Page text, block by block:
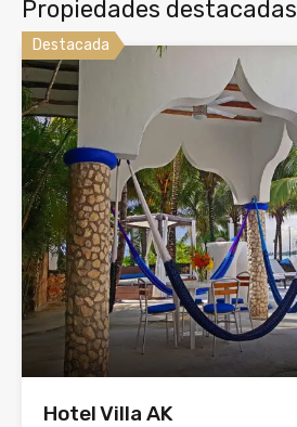
Propiedades destacadas
Destacada
Hotel Villa AK